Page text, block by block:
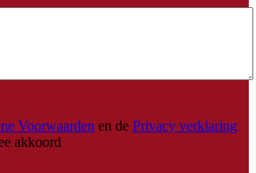
Voorwaarden en de Privacy verklaring
akkoord